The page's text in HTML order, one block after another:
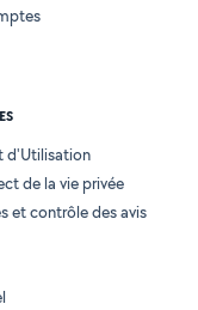
d'Utilisation
de la vie privée
et contrôle des avis